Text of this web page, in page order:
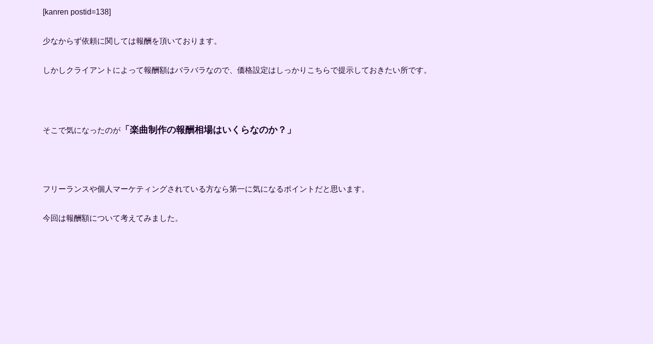
[kanren postid=138]
少なからず依頼に関しては報酬を頂いております。
しかしクライアントによって報酬額はバラバラなので、価格設定はしっかりこちらで提示しておきたい所です。
そこで気になったのが 「楽曲制作の報酬相場はいくらなのか？」
フリーランスや個人マーケティングされている方なら第一に気になるポイントだと思います。
今回は報酬額について考えてみました。